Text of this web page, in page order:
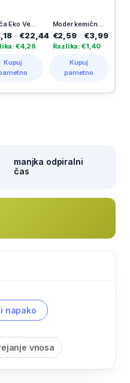
solar VSS3 Moder kemični svinčnik, Bic, 1 mm, 3/1
€2,59– €3,99
Razlika: €1,40
€4,68
Razlika:
manjka odpiralni
čas
napako
vnosa